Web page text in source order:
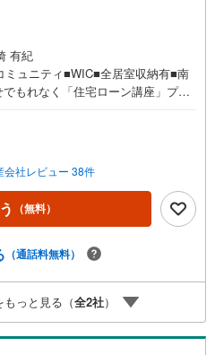
有紀
ミュニティ■WIC■全居室収納有■南
もれなく「住宅ローン講座」プレ
わせがスムーズにご案内できます
い！東宝ハウスライフソリューシ
ウス浦和 特別提携金利〔一例〕
ーン■変動金利全期間引下げプラン
の最大適用《0.89％》と某信用金
入金4000万円返済期間35年の総返
CLUBで生涯の安心をお届け
ート、Club Offプレミアムなど多彩
す
会社レビュー 38件
（無料）
（通話料無料）
っと見る（全2社）